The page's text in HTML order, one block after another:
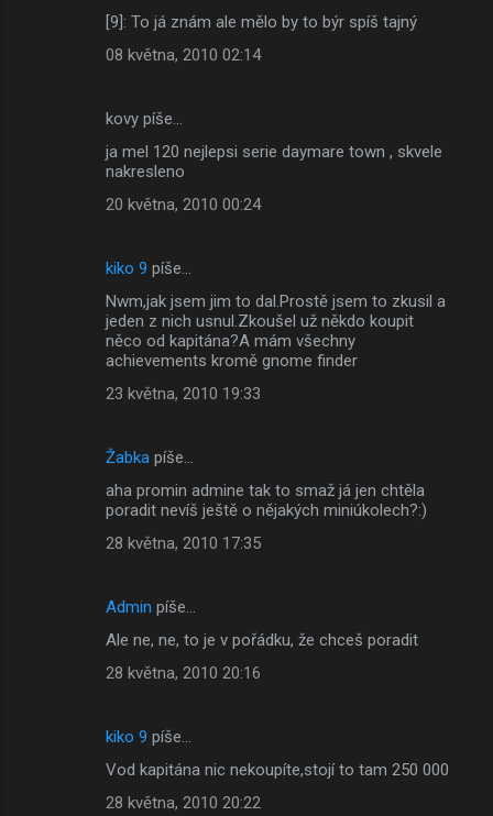
[9]: To já znám ale mělo by to býr spíš tajný
08 května, 2010 02:14
kovy píše…
ja mel 120 nejlepsi serie daymare town , skvele
nakresleno
20 května, 2010 00:24
kiko 9 píše…
Nwm,jak jsem jim to dal.Prostě jsem to zkusil a
jeden z nich usnul.Zkoušel už někdo koupit
něco od kapitána?A mám všechny
achievements kromě gnome finder
23 května, 2010 19:33
Žabka píše…
aha promin admine tak to smaž já jen chtěla
poradit nevíš ještě o nějakých miniúkolech?:)
28 května, 2010 17:35
Admin píše…
Ale ne, ne, to je v pořádku, že chceš poradit
28 května, 2010 20:16
kiko 9 píše…
Vod kapitána nic nekoupíte,stojí to tam 250 000
28 května, 2010 20:22